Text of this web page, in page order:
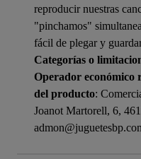
reproducir nuestras
"pinchamos"
fácil de plegar y
Categorías o
Operador económico
del producto:
Joanot Martorell, 6,